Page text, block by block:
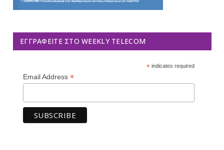
ΕΓΓΡΑΦΕΊΤΕ ΣΤΟ WEEKLY TELECOM
*indicates required
Email Address *